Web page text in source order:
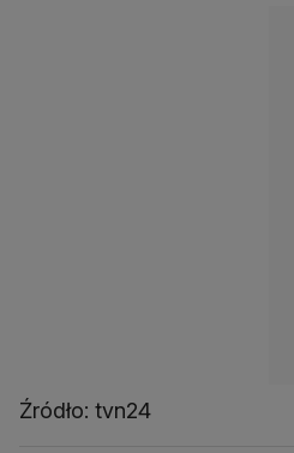
Źródło: tvn24